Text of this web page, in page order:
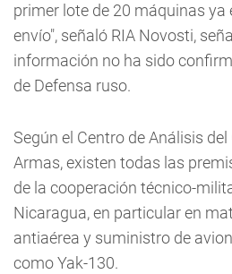
primer lote de 20 máquinas ya
envío", señaló RIA Novosti,
información no ha sido
de Defensa ruso.
Según el Centro de Análisis
Armas, existen todas las
de la cooperación técnico-
Nicaragua, en particular en
antiaérea y suministro de
como Yak-130.